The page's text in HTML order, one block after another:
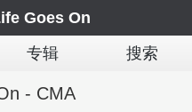
Goes On
专辑 搜索
- CMA